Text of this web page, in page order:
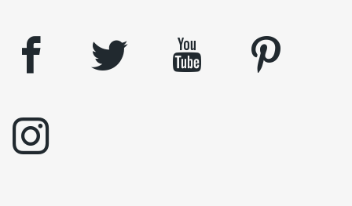
facebook twitter youtube
pinterest
instagram